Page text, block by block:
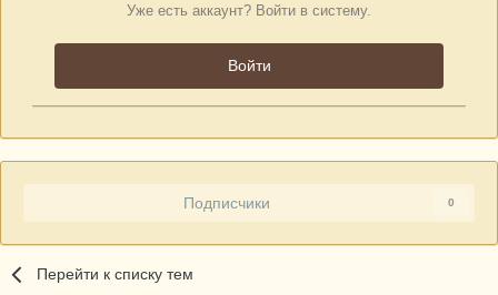
Уже есть аккаунт? Войти в систему.
Войти
Подписчики 0
Перейти к списку тем